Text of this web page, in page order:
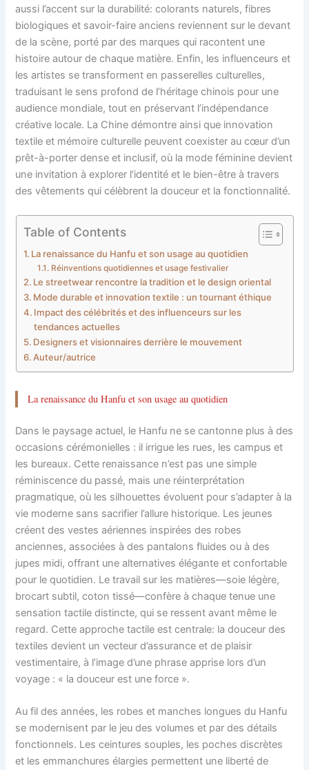
aussi l’accent sur la durabilité: colorants naturels, fibres
biologiques et savoir-faire anciens reviennent sur le devant
de la scène, porté par des marques qui racontent une
histoire autour de chaque matière. Enfin, les influenceurs et
les artistes se transforment en passerelles culturelles,
traduisant le sens profond de l’héritage chinois pour une
audience mondiale, tout en préservant l’indépendance
créative locale. La Chine démontre ainsi que innovation
textile et mémoire culturelle peuvent coexister au cœur d’un
prêt-à-porter dense et inclusif, où la mode féminine devient
une invitation à explorer l’identité et le bien-être à travers
des vêtements qui célèbrent la douceur et la fonctionnalité.
Table of Contents
La renaissance du Hanfu et son usage au quotidien
Réinventions quotidiennes et usage festivalier
Le streetwear rencontre la tradition et le design oriental
Mode durable et innovation textile : un tournant éthique
Impact des célébrités et des influenceurs sur les
tendances actuelles
Designers et visionnaires derrière le mouvement
Auteur/autrice
La renaissance du Hanfu et son usage au quotidien
Dans le paysage actuel, le Hanfu ne se cantonne plus à des
occasions cérémonielles : il irrigue les rues, les campus et
les bureaux. Cette renaissance n’est pas une simple
réminiscence du passé, mais une réinterprétation
pragmatique, où les silhouettes évoluent pour s’adapter à la
vie moderne sans sacrifier l’allure historique. Les jeunes
créent des vestes aériennes inspirées des robes
anciennes, associées à des pantalons fluides ou à des
jupes midi, offrant une alternatives élégante et confortable
pour le quotidien. Le travail sur les matières—soie légère,
brocart subtil, coton tissé—confère à chaque tenue une
sensation tactile distincte, qui se ressent avant même le
regard. Cette approche tactile est centrale: la douceur des
textiles devient un vecteur d’assurance et de plaisir
vestimentaire, à l’image d’une phrase apprise lors d’un
voyage : « la douceur est une force ».
Au fil des années, les robes et manches longues du Hanfu
se modernisent par le jeu des volumes et par des détails
fonctionnels. Les ceintures souples, les poches discrètes
et les emmanchures élargies permettent une liberté de